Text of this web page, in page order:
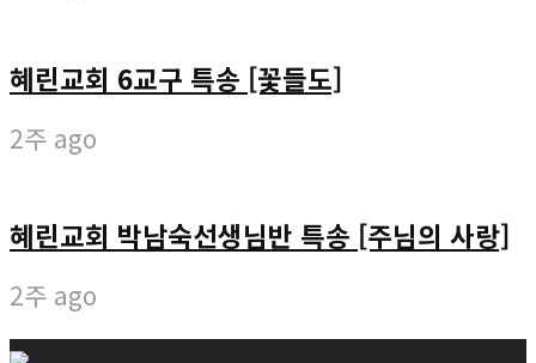
혜린교회 6교구 특송 [꽃들도]
2주 ago
혜린교회 박남숙선생님반 특송 [주님의 사랑]
2주 ago